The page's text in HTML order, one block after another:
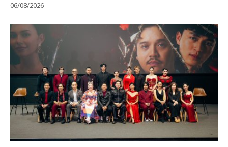
06/08/2026